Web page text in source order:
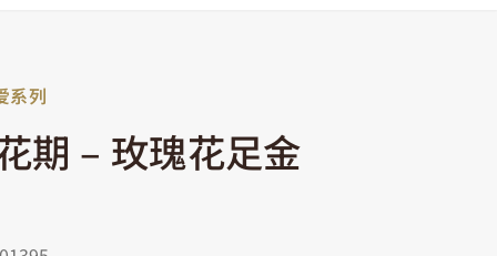
系列
期 – 玫瑰花足金